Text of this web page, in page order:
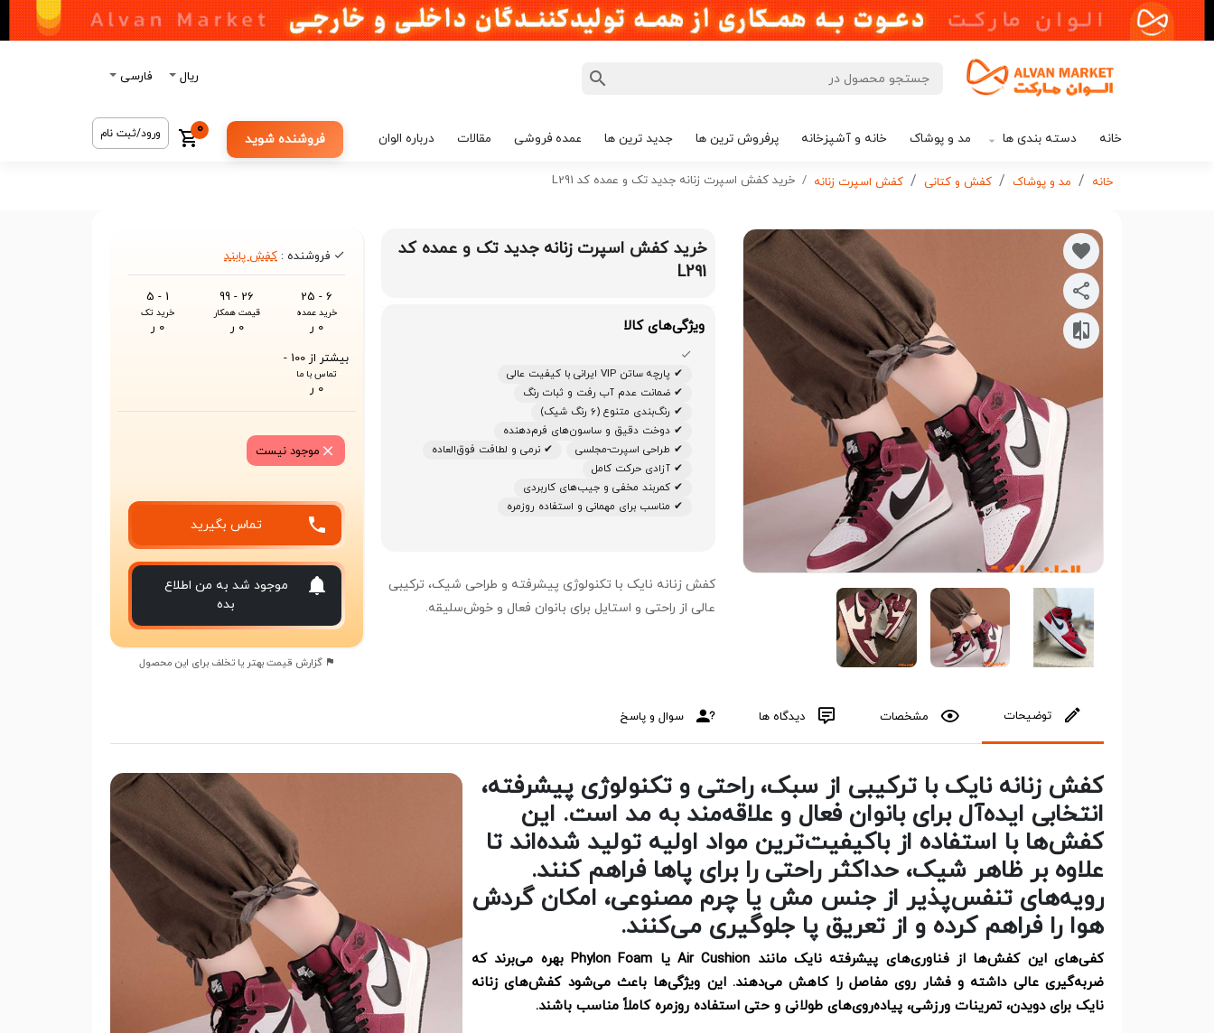
ریال فارسی
خانه دسته بندی ها مد و پوشاک خانه و آشپزخانه پرفروش ترین ها جدید ترین ها عمده فروشی مقالات درباره الوان فروشنده شوید
0 ورود/ثبت نام
خانه مد و پوشاک کفش و کتانی کفش اسپرت زنانه خرید کفش اسپرت زنانه جدید تک و عمده کد L291
خرید کفش اسپرت زنانه جدید تک و عمده کد
L291
ویژگی‌های کالا
✔ پارچه ساتن VIP ایرانی با کیفیت عالی
✔ ضمانت عدم آب رفت و ثبات رنگ
✔ رنگ‌بندی متنوع (6 رنگ شیک)
✔ دوخت دقیق و ساسون‌های فرم‌دهنده
✔ طراحی اسپرت-مجلسی
✔ نرمی و لطافت فوق‌العاده
✔ آزادی حرکت کامل
✔ کمربند مخفی و جیب‌های کاربردی
✔ مناسب برای مهمانی و استفاده روزمره
کفش زنانه نایک با تکنولوژی پیشرفته و طراحی شیک، ترکیبی
عالی از راحتی و استایل برای بانوان فعال و خوش‌سلیقه.
فروشنده : کفش پابند
6 - 25
خرید عمده
0 ر
26 - 99
قیمت همکار
0 ر
1 - 5
خرید تک
0 ر
بیشتر از 100 -
تماس با ما
0 ر
موجود نیست
تماس بگیرید
موجود شد به من اطلاع
بده
گزارش قیمت بهتر یا تخلف برای این محصول
توضیحات مشخصات دیدگاه ها سوال و پاسخ
کفش زنانه نایک با ترکیبی از سبک، راحتی و تکنولوژی پیشرفته،
انتخابی ایده‌آل برای بانوان فعال و علاقه‌مند به مد است. این
کفش‌ها با استفاده از باکیفیت‌ترین مواد اولیه تولید شده‌اند تا
علاوه بر ظاهر شیک، حداکثر راحتی را برای پاها فراهم کنند.
رویه‌های تنفس‌پذیر از جنس مش یا چرم مصنوعی، امکان گردش
هوا را فراهم کرده و از تعریق پا جلوگیری می‌کنند.
کفی‌های این کفش‌ها از فناوری‌های پیشرفته نایک مانند Air Cushion یا Phylon Foam بهره می‌برند که
ضربه‌گیری عالی داشته و فشار روی مفاصل را کاهش می‌دهند. این ویژگی‌ها باعث می‌شود کفش‌های زنانه
نایک برای دویدن، تمرینات ورزشی، پیاده‌روی‌های طولانی و حتی استفاده روزمره کاملاً مناسب باشند.